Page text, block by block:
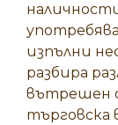
изпълни
разбира
вътрешен
търговска